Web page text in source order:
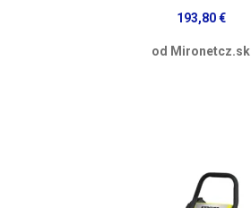
193,80 €
od Mironetcz.sk